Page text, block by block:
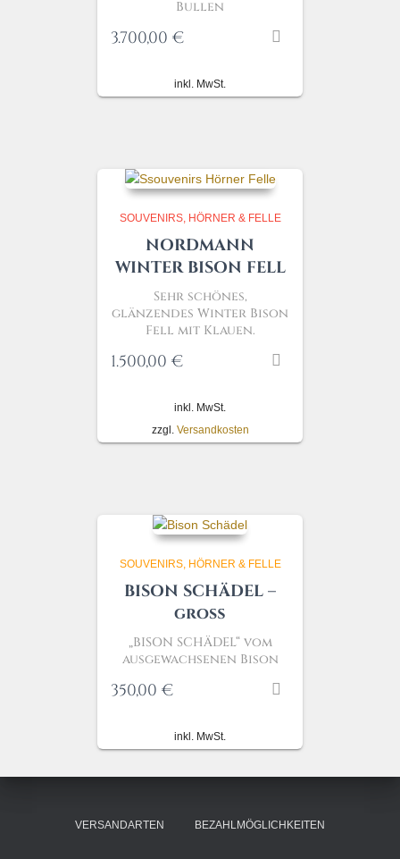
Bullen
3.700,00 €
inkl. MwSt.
SOUVENIRS, HÖRNER & FELLE
NORDMANN
WINTER BISON FELL
Sehr schönes,
glänzendes Winter Bison
Fell mit Klauen.
1.500,00 €
inkl. MwSt.
zzgl. Versandkosten
SOUVENIRS, HÖRNER & FELLE
BISON SCHÄDEL –
groß
„BISON SCHÄDEL“ vom
ausgewachsenen Bison
350,00 €
inkl. MwSt.
VERSANDARTEN BEZAHLMÖGLICHKEITEN